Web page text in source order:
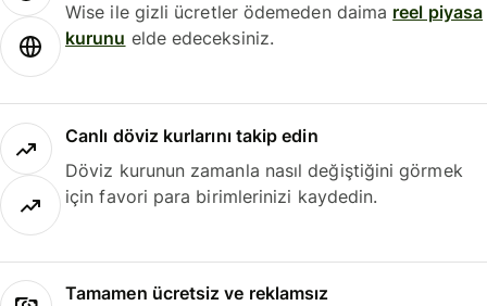
Wise ile gizli ücretler ödemeden daima reel piyasa
kurunu elde edeceksiniz.
Canlı döviz kurlarını takip edin
Döviz kurunun zamanla nasıl değiştiğini görmek
için favori para birimlerinizi kaydedin.
Tamamen ücretsiz ve reklamsız